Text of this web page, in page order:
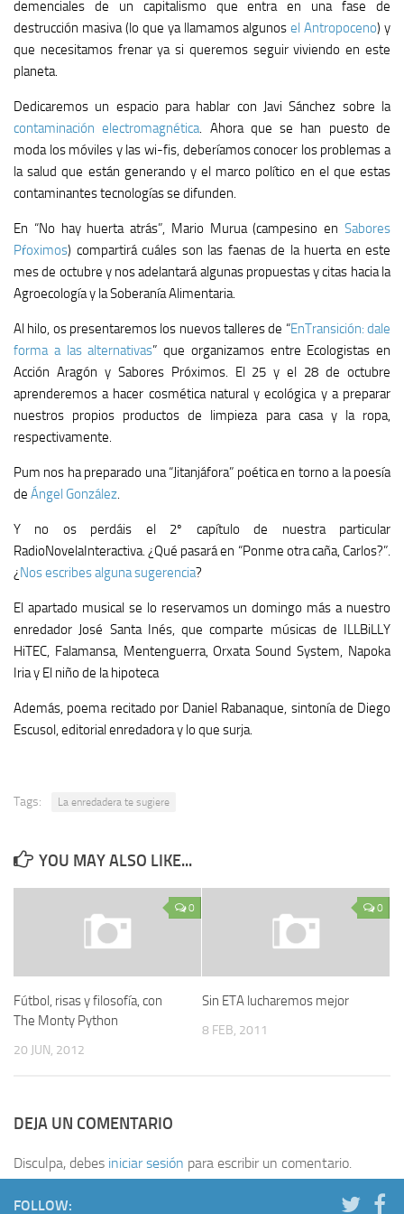
demenciales de un capitalismo que entra en una fase de
destrucción masiva (lo que ya llamamos algunos el Antropoceno) y
que necesitamos frenar ya si queremos seguir viviendo en este
planeta.
Dedicaremos un espacio para hablar con Javi Sánchez sobre la
contaminación electromagnética. Ahora que se han puesto de
moda los móviles y las wi-fis, deberíamos conocer los problemas a
la salud que están generando y el marco político en el que estas
contaminantes tecnologías se difunden.
En “No hay huerta atrás”, Mario Murua (campesino en Sabores
Pŕoximos) compartirá cuáles son las faenas de la huerta en este
mes de octubre y nos adelantará algunas propuestas y citas hacia la
Agroecología y la Soberanía Alimentaria.
Al hilo, os presentaremos los nuevos talleres de “EnTransición: dale
forma a las alternativas” que organizamos entre Ecologistas en
Acción Aragón y Sabores Próximos. El 25 y el 28 de octubre
aprenderemos a hacer cosmética natural y ecológica y a preparar
nuestros propios productos de limpieza para casa y la ropa,
respectivamente.
Pum nos ha preparado una “Jitanjáfora” poética en torno a la poesía
de Ángel González.
Y no os perdáis el 2º capítulo de nuestra particular
RadioNovelaInteractiva. ¿Qué pasará en “Ponme otra caña, Carlos?”.
¿ Nos escribes alguna sugerencia?
El apartado musical se lo reservamos un domingo más a nuestro
enredador José Santa Inés, que comparte músicas de ILLBiLLY
HiTEC, Falamansa, Mentenguerra, Orxata Sound System, Napoka
Iria y El niño de la hipoteca
Además, poema recitado por Daniel Rabanaque, sintonía de Diego
Escusol, editorial enredadora y lo que surja.
Tags: La enredadera te sugiere
YOU MAY ALSO LIKE...
0
Fútbol, risas y filosofía, con
The Monty Python
20 JUN, 2012
0
Sin ETA lucharemos mejor
8 FEB, 2011
DEJA UN COMENTARIO
Disculpa, debes iniciar sesión para escribir un comentario.
FOLLOW: